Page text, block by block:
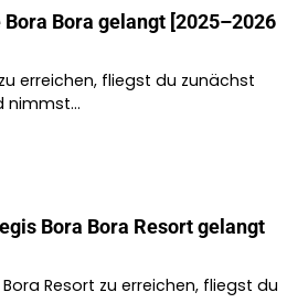
Bora gelangt [2025–2026
erreichen, fliegst du zunächst
nimmst…
Bora Bora Resort gelangt
Resort zu erreichen, fliegst du